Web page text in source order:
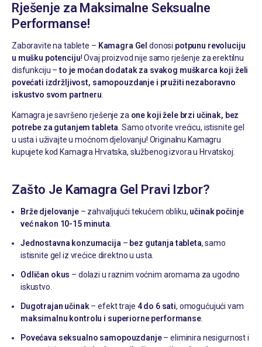
Rješenje za Maksimalne Seksualne
Performanse!
Zaboravite na tablete – Kamagra Gel donosi potpunu revoluciju
u mušku potenciju! Ovaj proizvod nije samo rješenje za erektilnu
disfunkciju –to je moćan dodatak za svakog muškarca koji želi
povećati izdržljivost, samopouzdanje i pružiti nezaboravno
iskustvo svom partneru
Kamagra je savršeno rješenje za one koji žele brzi učinak, bez
potrebe za gutanjem tableta . Samo otvorite vrećicu, istisnite gel
u usta i uživajte u moćnom djelovanju! Originalnu Kamagru
kupujete kod Kamagra Hrvatska, službenog izvora u Hrvatskoj.
Zašto Je Kamagra Gel Pravi Izbor?
Brže djelovanje– zahvaljujući tekućem obliku, učinak počinje
već nakon 10-15 minuta
Jednostavna konzumacija – bez gutanja tableta, samo
istisnite gel iz vrećice direktno u usta.
Odličan okus – dolazi u raznim voćnim aromama za ugodno
iskustvo.
Dugotrajan učinak– efekt traje 4 do 6 sati, omogućujući vam
maksimalnu kontrolu i superiorne performanse.
Povećava seksualno samopouzdanje– eliminira nesigurnost i